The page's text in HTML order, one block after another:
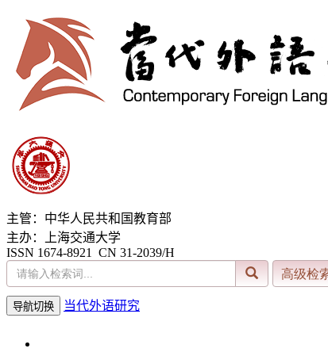
主管：中华人民共和国教育部
主办：上海交通大学
ISSN 1674-8921 CN 31-2039/H
导航切换 当代外语研究